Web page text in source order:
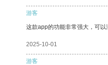
游客
这款app的功能非常强大，可以
2025-10-01
游客